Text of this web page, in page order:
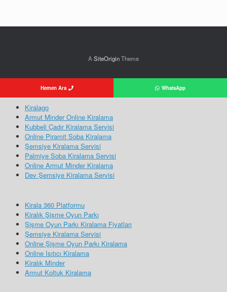
ASiteOriginTheme
Hemen Ara WhatsApp
Kiralago
Armut Minder Online Kiralama
Kubbeli Çadır Kiralama Servisi
Online Piramit Soba Kiralama
Şemsiye Kiralama Servisi
Palmiye Soba Kiralama Servisi
Online Armut Minder Kiralama
Dev Şemsiye Kiralama Servisi
Kirala 360 Platformu
Kiralık Şişme Oyun Parkı
Şişme Oyun Parkı Kiralama Fiyatları
Şemsiye Kiralama Servisi
Online Şişme Oyun Parkı Kiralama
Online Isıtıcı Kiralama
Kiralık Minder
Armut Koltuk Kiralama